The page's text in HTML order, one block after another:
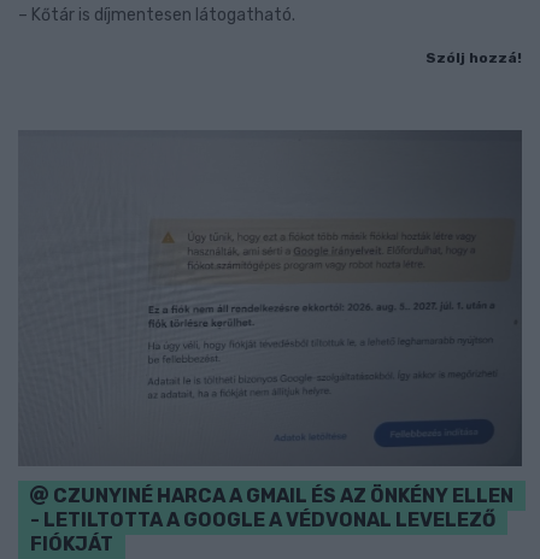
– Kőtár is díjmentesen látogatható.
Szólj hozzá!
CZUNYINÉ HARCA A GMAIL ÉS AZ ÖNKÉNY ELLEN
- LETILTOTTA A GOOGLE A VÉDVONAL LEVELEZŐ
FIÓKJÁT